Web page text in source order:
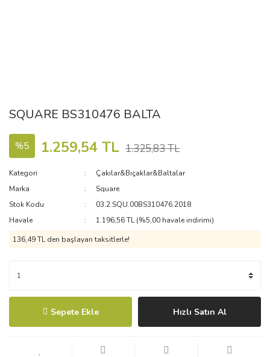
SQUARE BS310476 BALTA
%5 1.259,54 TL 1.325,83 TL
Kategori
Çakılar&Bıçaklar&Baltalar
Marka
Square
Stok Kodu
03.2.SQU.00BS310476.2018
Havale
1.196,56 TL (%5,00 havale indirimi)
136,49 TL den başlayan taksitlerle!
Sepete Ekle Hızlı Satın Al